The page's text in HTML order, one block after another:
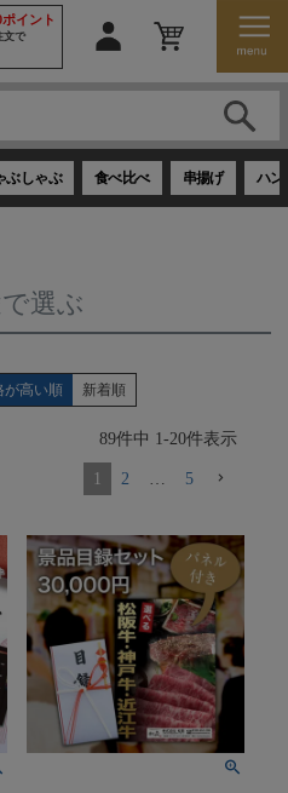
イント
文で
ぶしゃぶ 食べ比べ 串揚げ ハン
選ぶ
が高い順 新着順
89件中 1-20件表示
1 2 … 5